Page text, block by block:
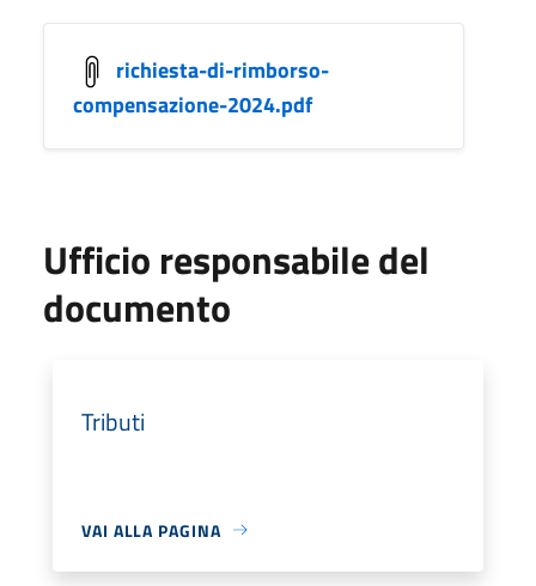
richiesta-di-rimborso-
compensazione-2024.pdf
Ufficio responsabile del
documento
Tributi
VAI ALLA PAGINA